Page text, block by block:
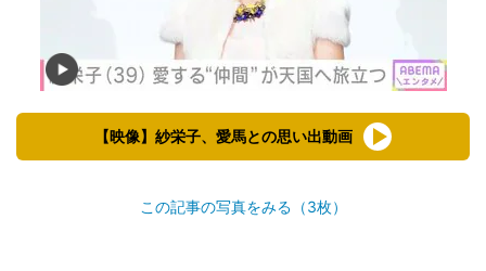
【映像】紗栄子、愛馬との思い出動画
この記事の写真をみる（3枚）